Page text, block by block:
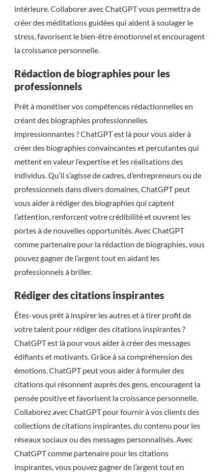
intérieure. Collaborer avec ChatGPT vous permettra de
créer des méditations guidées qui aident à soulager le
stress, favorisent le bien-être émotionnel et encouragent
la croissance personnelle.
Rédaction de biographies pour les
professionnels
Prêt à monétiser vos compétences rédactionnelles en
créant des biographies professionnelles
impressionnantes ? ChatGPT est là pour vous aider à
créer des biographies convaincantes et percutantes qui
mettent en valeur l’expertise et les réalisations des
individus. Qu’il s’agisse de cadres, d’entrepreneurs ou de
professionnels dans divers domaines, ChatGPT peut
vous aider à rédiger des biographies qui captent
l’attention, renforcent votre crédibilité et ouvrent les
portes à de nouvelles opportunités. Avec ChatGPT
comme partenaire pour la rédaction de biographies, vous
pouvez gagner de l’argent tout en aidant les
professionnels à briller.
Rédiger des citations inspirantes
Êtes-vous prêt à inspirer les autres et à tirer profit de
votre talent pour rédiger des citations inspirantes ?
ChatGPT est là pour vous aider à créer des messages
édifiants et motivants. Grâce à sa compréhension des
émotions, ChatGPT peut vous aider à formuler des
citations qui résonnent auprès des gens, encouragent la
pensée positive et favorisent la croissance personnelle.
Collaborez avec ChatGPT pour fournir à vos clients des
collections de citations inspirantes, du contenu pour les
réseaux sociaux ou des messages personnalisés. Avec
ChatGPT comme partenaire pour les citations
inspirantes, vous pouvez gagner de l’argent tout en